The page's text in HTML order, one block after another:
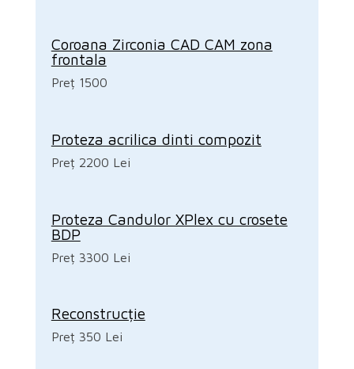
Coroana Zirconia CAD CAM zona
frontala
Preț 1500
Proteza acrilica dinti compozit
Preț 2200 Lei
Proteza Candulor XPlex cu crosete
BDP
Preț 3300 Lei
Reconstrucție
Preț 350 Lei